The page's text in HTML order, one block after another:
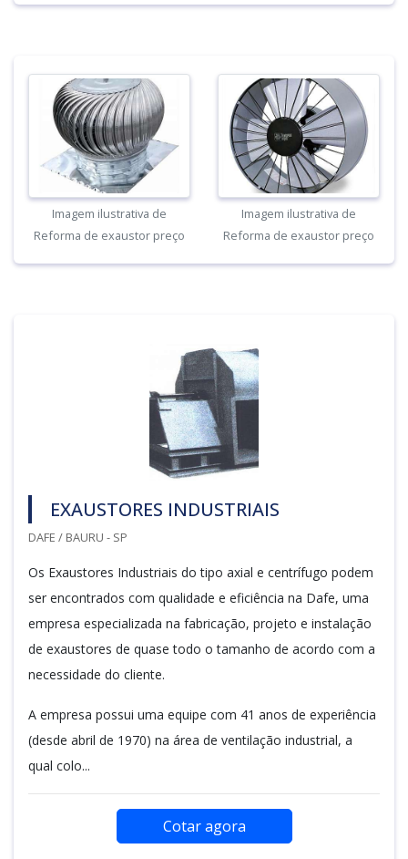
Imagem ilustrativa de
Reforma de exaustor preço
Imagem ilustrativa de
Reforma de exaustor preço
EXAUSTORES INDUSTRIAIS
DAFE / BAURU - SP
Os Exaustores Industriais do tipo axial e centrífugo podem
ser encontrados com qualidade e eficiência na Dafe, uma
empresa especializada na fabricação, projeto e instalação
de exaustores de quase todo o tamanho de acordo com a
necessidade do cliente.
A empresa possui uma equipe com 41 anos de experiência
(desde abril de 1970) na área de ventilação industrial, a
qual colo...
Cotar agora